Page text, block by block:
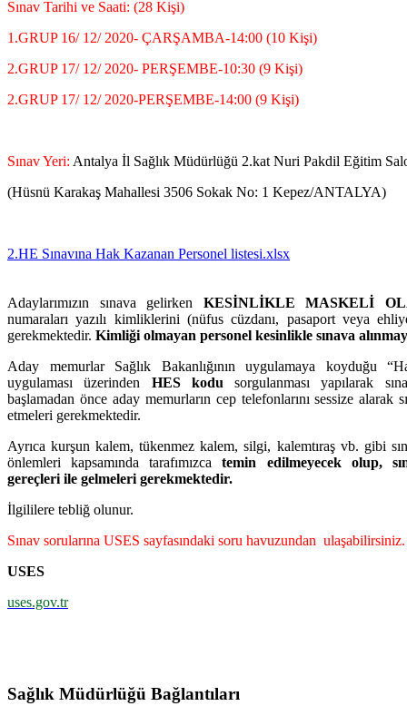
Sınav Tarihi ve Saati: (28 Kişi)
1.GRUP 16/ 12/ 2020- ÇARŞAMBA-14:00 (10 Kişi)
2.GRUP 17/ 12/ 2020- PERŞEMBE-10:30 (9 Kişi)
2.GRUP 17/ 12/ 2020-PERŞEMBE-14:00 (9 Kişi)
Sınav Yeri: Antalya İl Sağlık Müdürlüğü 2.kat Nuri Pakdil Eğitim
(Hüsnü Karakaş Mahallesi 3506 Sokak No: 1 Kepez/ANTALYA)
2.HE Sınavına Hak Kazanan Personel listesi.xlsx
Adaylarımızın sınava gelirken KESİNLİKLE MASKELİ
numaraları yazılı kimliklerini (nüfus cüzdanı, pasaport veya
gerekmektedir. Kimliği olmayan personel kesinlikle sınava
Aday memurlar Sağlık Bakanlığının uygulamaya koyduğu
uygulaması üzerinden HES kodu sorgulanması yapılarak
başlamadan önce aday memurların cep telefonlarını sessize alarak
etmeleri gerekmektedir.
Ayrıca kurşun kalem, tükenmez kalem, silgi, kalemtıraş vb. gibi
önlemleri kapsamında tarafımızcatemin edilmeyecek olup,
gereçleri ile gelmeleri gerekmektedir.
İlgililere tebliğ olunur.
Sınav sorularına USES sayfasındaki soru havuzundan ulaşabilirsiniz.
USES
uses.gov.tr
Sağlık Müdürlüğü Bağlantıları